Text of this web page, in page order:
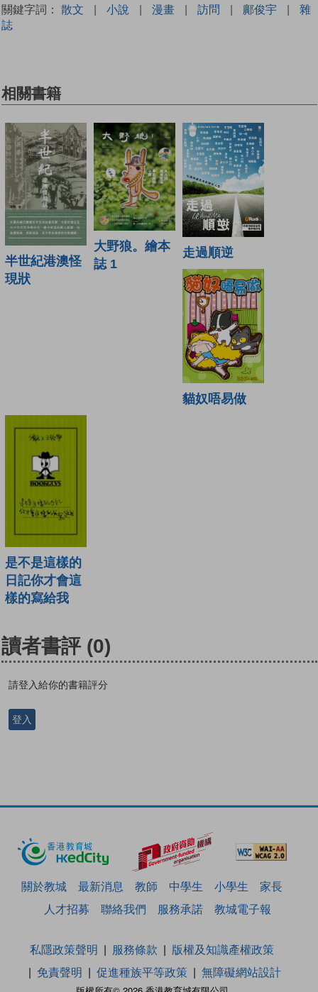
關鍵字詞： 散文 | 小說 | 漫畫 | 訪問 | 鄺俊宇 |
雜
誌
相關書籍
半世紀港澳怪
現狀
大野狼。繪本
誌 1
走過順逆
貓奴唔易做
是不是這樣的
日記你才會這
樣的寫給我
讀者書評 (0)
請登入給你的書籍評分
登入
關於教城 最新消息 教師 中學生 小學生
家長
人才招募
聯絡我們 服務承諾 教城電子報
私隱政策聲明 服務條款
版權及知識產權政策
免責聲明
促進種族平等政策 無障礙網站設計